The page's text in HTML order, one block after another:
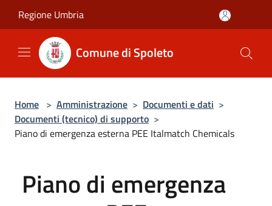
Regione Umbria
Comune di Spoleto
Home > Amministrazione > Documenti e dati >
Documenti (tecnico) di supporto >
Piano di emergenza esterna PEE Italmatch Chemicals
Piano di emergenza